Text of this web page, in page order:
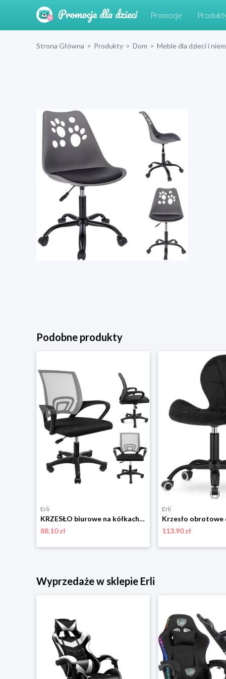
Promocje
Strona Główna > Produkty > Dom > Meble dla dzieci i
Podobne produkty
Erli
KRZESŁO biurowe na kółkach OBROTOWE ergonomiczne SMART czarne JUMIhome
88.10 zł
Erli
113.90 zł
Wyprzedaże w sklepie Erli